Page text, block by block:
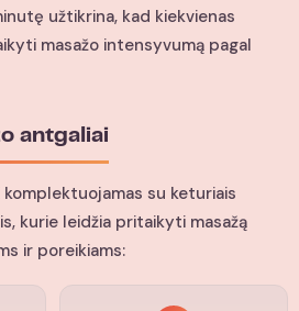
užtikrina, kad kiekvienas
masažo intensyvumą pagal
antgaliai
su keturiais
kurie leidžia pritaikyti masažą
ir poreikiams: